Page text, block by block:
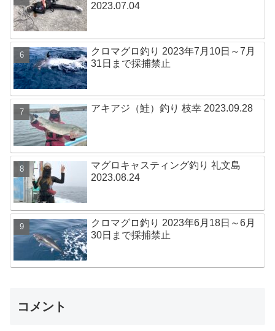
2023.07.04
クロマグロ釣り 2023年7月10日～7月
31日まで採捕禁止
アキアジ（鮭）釣り 枝幸 2023.09.28
マグロキャスティング釣り 礼文島
2023.08.24
クロマグロ釣り 2023年6月18日～6月
30日まで採捕禁止
コメント